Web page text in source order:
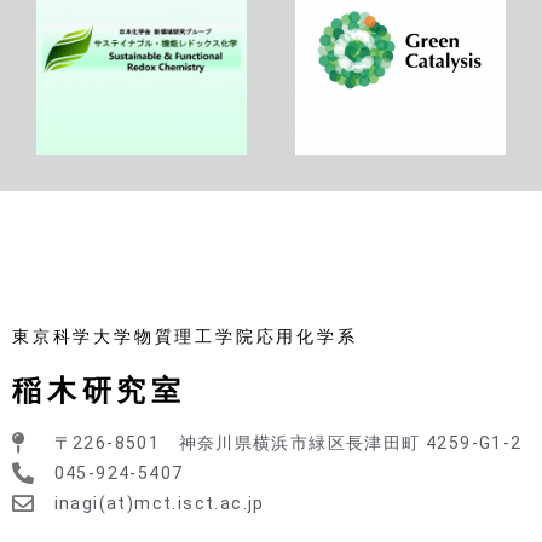
東京科学大学物質理工学院応用化学系
稲木研究室
〒226-8501 神奈川県横浜市緑区長津田町 4259-G1-2
045-924-5407
inagi(at)mct.isct.ac.jp